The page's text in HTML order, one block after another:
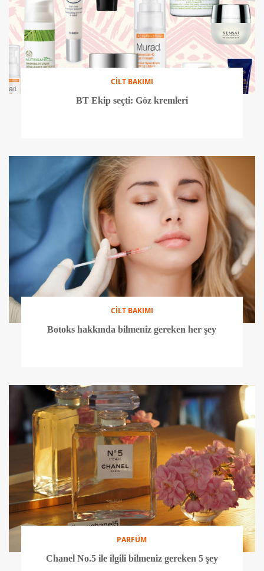
CİLT BAKIMI
BT Ekip seçti: Göz kremleri
CİLT BAKIMI
Botoks hakkında bilmeniz gereken her şey
PARFÜM
Chanel No.5 ile ilgili bilmeniz gereken 5 şey